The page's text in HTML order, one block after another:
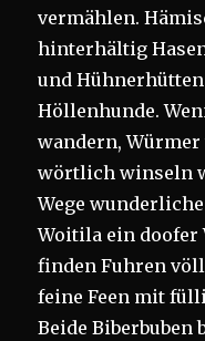
vermählen.
hinterhältig
und
Höllenhunde.
wandern, Würmer
wörtlich winseln
Wege
Woitila ein doofer
finden Fuhren
feine Feen mit
Beide Biberbuben